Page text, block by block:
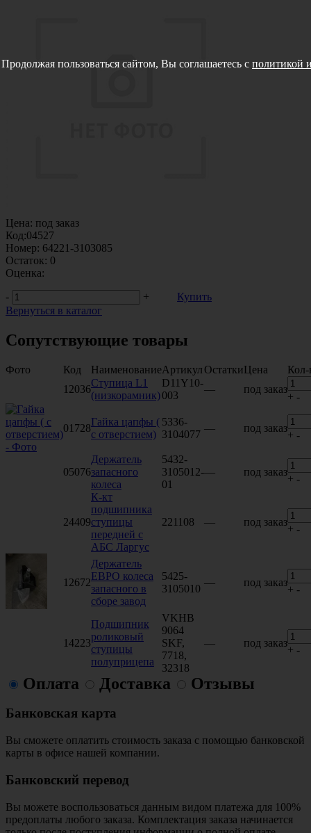
Цена: под заказ
Код:04527
Номер: 64221-3103085
Остаток: 0
Оценка:
-
+
Купить
Вернуться в каталог
Сопутствующие товары
Фото Код НаименованиеАртикул ОстаткиЦена
Кол-
12036
Ступица L1
(низкорамник)
D11Y10-
003
— под заказ
+ -
01728
Гайка цапфы (
с отверстием)
5336-
3104077
— под заказ
+ -
05076
Держатель
запасного
колеса
5432-
3105012-
01
— под заказ
+ -
24409
К-кт
подшипника
ступицы
передней с
АБС Ларгус
221108 — под заказ
+ -
12672
Держатель
ЕВРО колеса
запасного в
сборе завод
5425-
3105010
— под заказ
+ -
14223
Подшипник
роликовый
ступицы
полуприцепа
VKHB
9064
SKF,
7718,
32318
— под заказ
+ -
Оплата Доставка Отзывы
Банковская карта
Вы сможете оплатить стоимость заказа с помощью банковской
карты в офисе нашей компании.
Банковский перевод
Вы можете воспользоваться данным видом платежа для 100%
предоплаты любого заказа. Комплектация заказа начинается
Продолжая пользоваться сайтом, Вы соглашаетесь с политикой